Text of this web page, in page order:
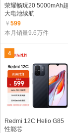
荣耀畅玩20 5000mAh超
大电池续航
￥ 599
本月销量9.6万件
4
Redmi 12C Helio G85
性能芯